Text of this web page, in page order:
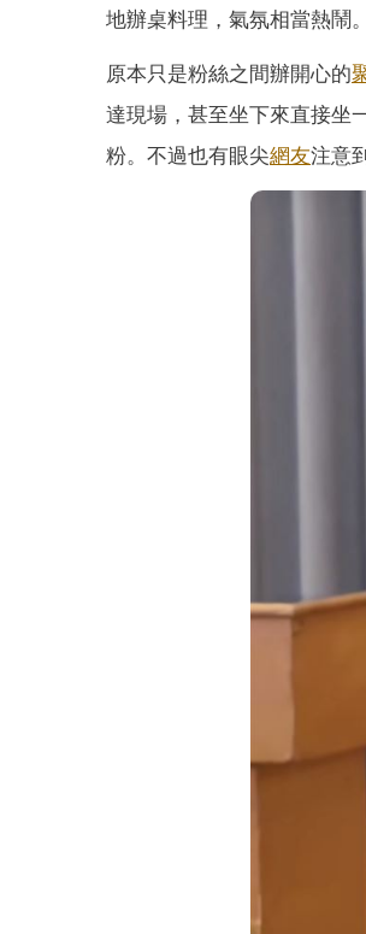
地辦桌料理，氣氛相當熱鬧。
原本只是粉絲之間辦開心的
達現場，甚至坐下來直接坐
粉。不過也有眼尖網友注意